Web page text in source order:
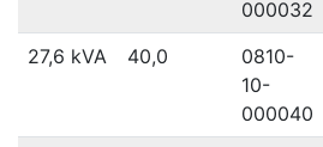
000032
27,6 kVA
40,0
0810-
10-
000040